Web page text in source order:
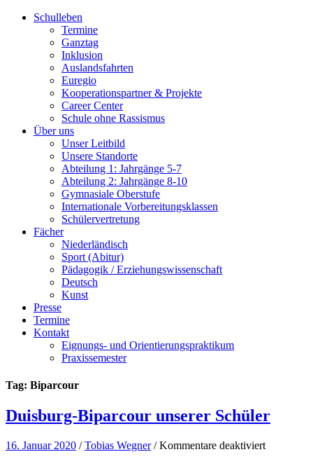
Schulleben
Termine
Ganztag
Inklusion
Auslandsfahrten
Euregio
Kooperationspartner & Projekte
Career Center
Schule ohne Rassismus
Über uns
Unser Leitbild
Unsere Standorte
Abteilung 1: Jahrgänge 5-7
Abteilung 2: Jahrgänge 8-10
Gymnasiale Oberstufe
Internationale Vorbereitungsklassen
Schülervertretung
Fächer
Niederländisch
Sport (Abitur)
Pädagogik / Erziehungswissenschaft
Deutsch
Kunst
Presse
Termine
Kontakt
Eignungs- und Orientierungspraktikum
Praxissemester
Tag: Biparcour
Duisburg-Biparcour unserer Schüler
16. Januar 2020 /Tobias Wegner /Kommentare deaktiviertfür